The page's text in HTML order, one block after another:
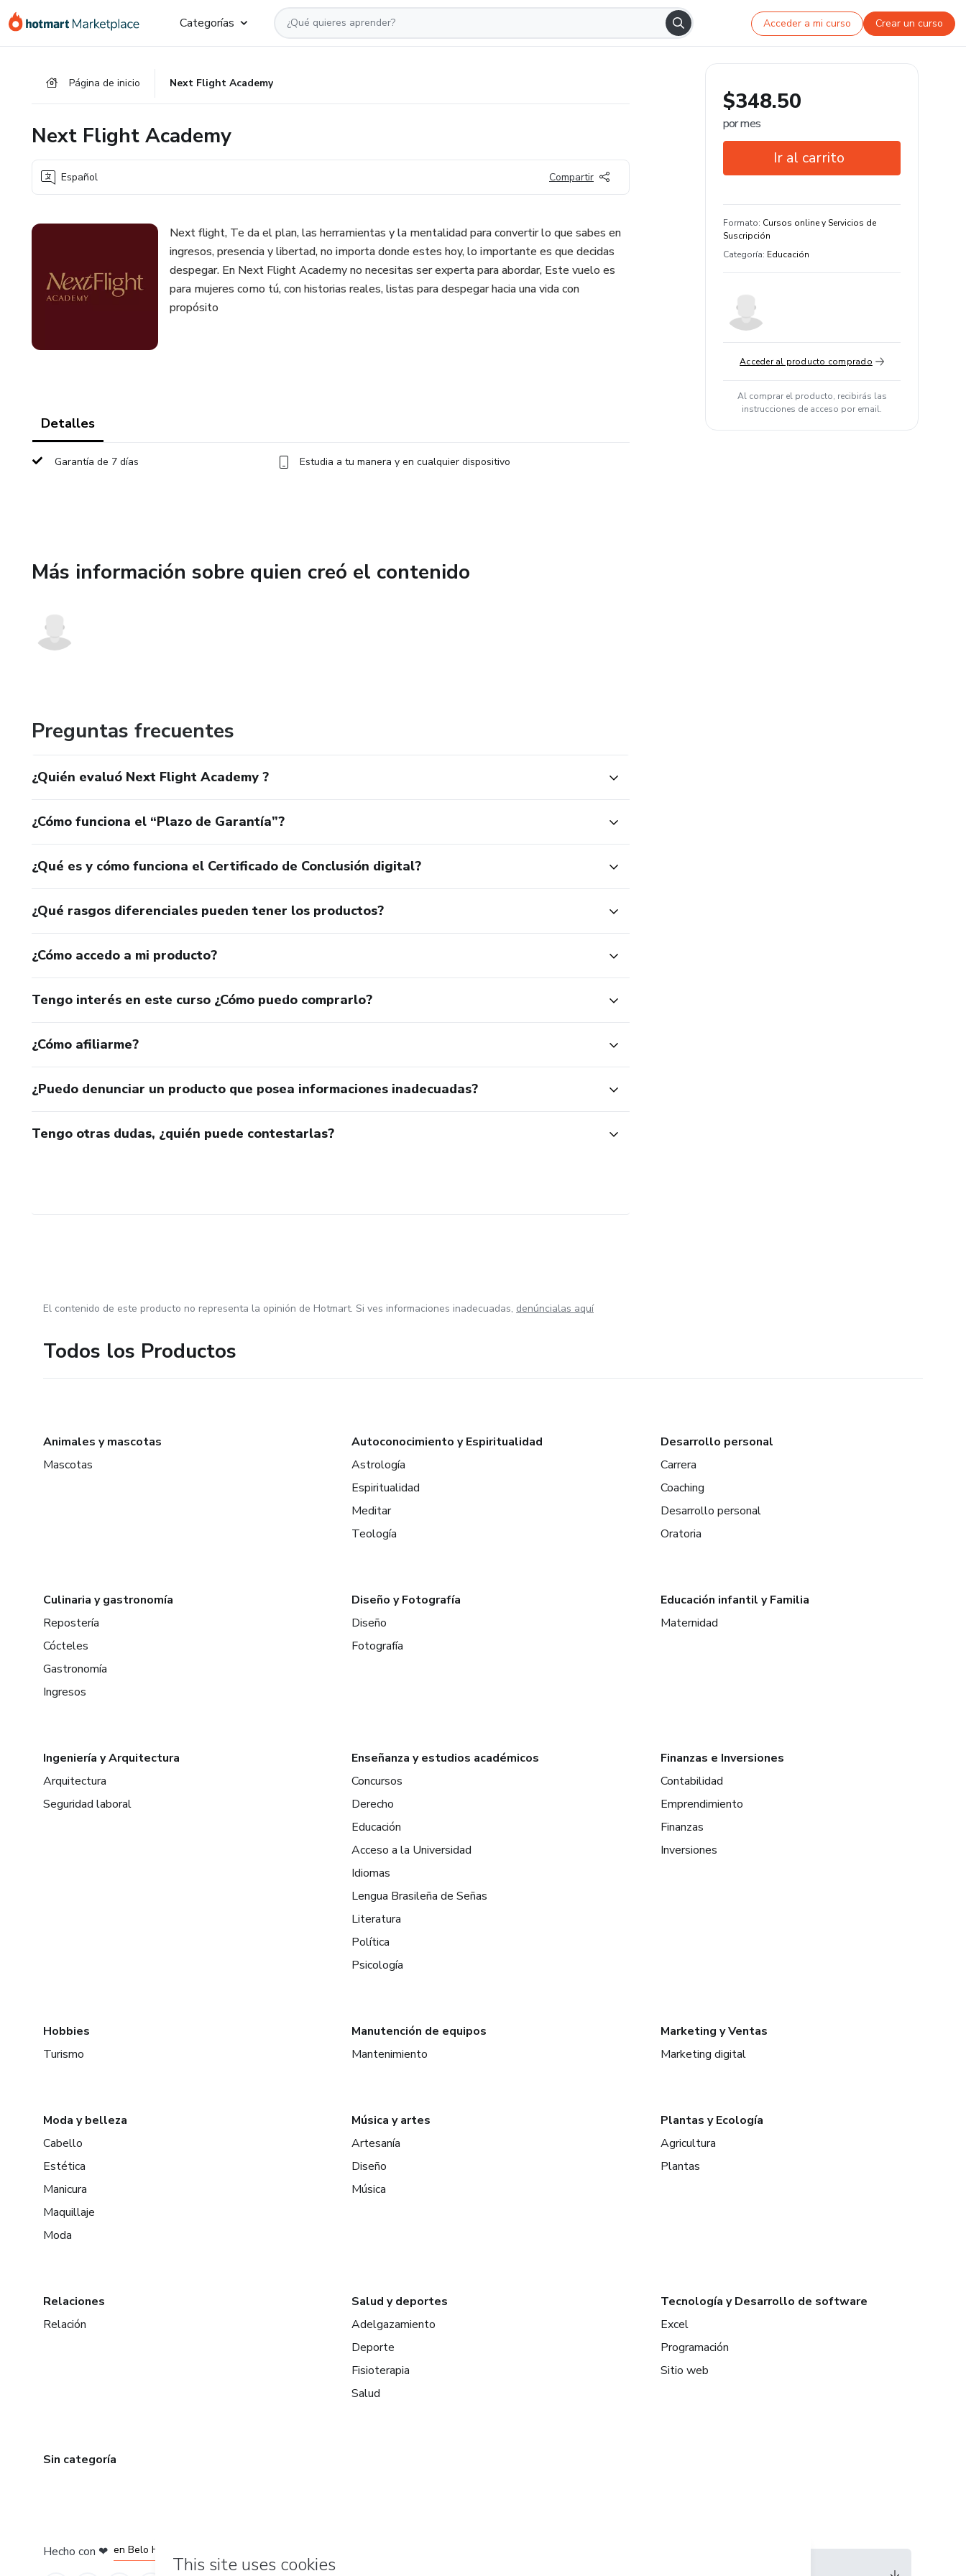
Categorías Acceder a mi curso Crear un curso
Página de inicio Next Flight Academy
Next Flight Academy
Español Compartir
Next flight, Te da el plan, las herramientas y la mentalidad para convertir lo que sabes en
ingresos, presencia y libertad, no importa donde estes hoy, lo importante es que decidas
despegar. En Next Flight Academy no necesitas ser experta para abordar, Este vuelo es
para mujeres como tú, con historias reales, listas para despegar hacia una vida con
propósito
Detalles
Garantía de 7 días Estudia a tu manera y en cualquier dispositivo
Más información sobre quien creó el contenido
Preguntas frecuentes
¿Quién evaluó Next Flight Academy ?
¿Cómo funciona el “Plazo de Garantía”?
¿Qué es y cómo funciona el Certificado de Conclusión digital?
¿Qué rasgos diferenciales pueden tener los productos?
¿Cómo accedo a mi producto?
Tengo interés en este curso ¿Cómo puedo comprarlo?
¿Cómo afiliarme?
¿Puedo denunciar un producto que posea informaciones inadecuadas?
Tengo otras dudas, ¿quién puede contestarlas?
$348.50
por mes
Ir al carrito
Estudia a tu manera y en cualquier
dispositivo
Formato: Cursos online y Servicios de
Suscripción
Categoría: Educación
Acceder al producto comprado
Al comprar el producto, recibirás las
instrucciones de acceso por email.
El contenido de este producto no representa la opinión de Hotmart. Si ves informaciones inadecuadas, denúncialas aquí
Todos los Productos
Animales y mascotas
Mascotas
Autoconocimiento y Espiritualidad
Astrología
Espiritualidad
Meditar
Teología
Desarrollo personal
Carrera
Coaching
Desarrollo personal
Oratoria
Culinaria y gastronomía
Repostería
Cócteles
Gastronomía
Ingresos
Diseño y Fotografía
Diseño
Fotografía
Educación infantil y Familia
Maternidad
Ingeniería y Arquitectura
Arquitectura
Seguridad laboral
Enseñanza y estudios académicos
Concursos
Derecho
Educación
Acceso a la Universidad
Idiomas
Lengua Brasileña de Señas
Literatura
Política
Psicología
Finanzas e Inversiones
Contabilidad
Emprendimiento
Finanzas
Inversiones
Hobbies
Turismo
Manutención de equipos
Mantenimiento
Marketing y Ventas
Marketing digital
Moda y belleza
Cabello
Estética
Manicura
Maquillaje
Moda
Música y artes
Artesanía
Diseño
Música
Plantas y Ecología
Agricultura
Plantas
Relaciones
Relación
Salud y deportes
Adelgazamiento
Deporte
Fisioterapia
Salud
Tecnología y Desarrollo de software
Excel
Programación
Sitio web
Sin categoría
Hecho con ❤ en Belo Horizonte